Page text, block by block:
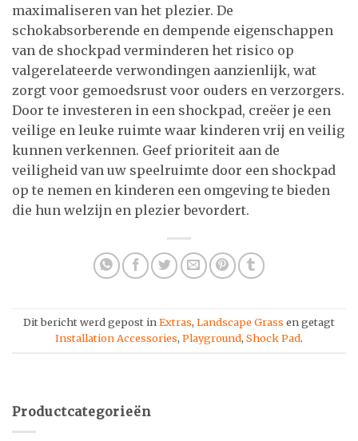
maximaliseren van het plezier. De
schokabsorberende en dempende eigenschappen
van de shockpad verminderen het risico op
valgerelateerde verwondingen aanzienlijk, wat
zorgt voor gemoedsrust voor ouders en verzorgers.
Door te investeren in een shockpad, creëer je een
veilige en leuke ruimte waar kinderen vrij en veilig
kunnen verkennen. Geef prioriteit aan de
veiligheid van uw speelruimte door een shockpad
op te nemen en kinderen een omgeving te bieden
die hun welzijn en plezier bevordert.
Dit bericht werd gepost inExtras, Landscape Grass en getagt
Installation Accessories, Playground, Shock Pad.
Productcategorieën